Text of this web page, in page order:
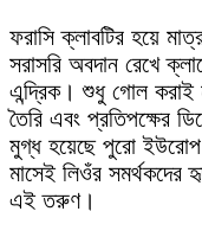
ফরাসি ক্লাবটির হয়ে
সরাসরি অবদান রেখে
এন্দ্রিক। শুধু গোল করাই
তৈরি এবং প্রতিপক্ষের
মুগ্ধ হয়েছে পুরো
মাসেই লিওঁর সমর্থকদের
এই তরুণ।